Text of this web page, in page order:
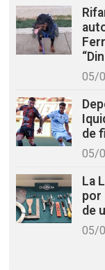
05/
de
05/
La
por
de
05/